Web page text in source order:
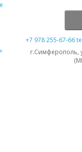
+7 978 255-67-66
г.Симферополь,